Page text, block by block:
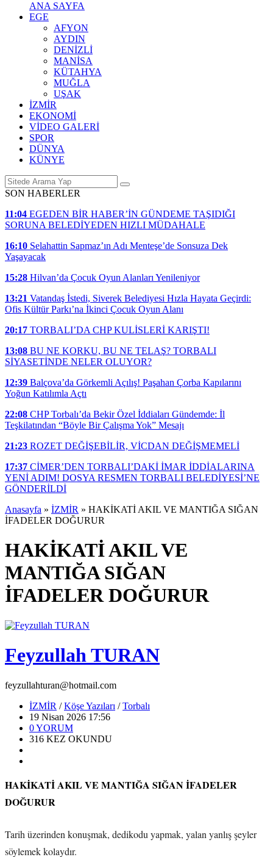
ANA SAYFA
EGE
AFYON
AYDIN
DENİZLİ
MANİSA
KÜTAHYA
MUĞLA
UŞAK
İZMİR
EKONOMİ
VİDEO GALERİ
SPOR
DÜNYA
KÜNYE
SON HABERLER
11:04 EGEDEN BİR HABER’İN GÜNDEME TAŞIDIĞI
SORUNA BELEDİYEDEN HIZLI MÜDAHALE
16:10 Selahattin Sapmaz’ın Adı Menteşe’de Sonsuza Dek
Yaşayacak
15:28 Hilvan’da Çocuk Oyun Alanları Yenileniyor
13:21 Vatandaş İstedi, Siverek Belediyesi Hızla Hayata Geçirdi:
Ofis Kültür Parkı’na İkinci Çocuk Oyun Alanı
20:17 TORBALI’DA CHP KULİSLERİ KARIŞTI!
13:08 BU NE KORKU, BU NE TELAŞ? TORBALI
SİYASETİNDE NELER OLUYOR?
12:39 Balçova’da Görkemli Açılış! Paşahan Çorba Kapılarını
Yoğun Katılımla Açtı
22:08 CHP Torbalı’da Bekir Özel İddiaları Gündemde: İl
Teşkilatından “Böyle Bir Çalışma Yok” Mesajı
21:23 ROZET DEĞİŞEBİLİR, VİCDAN DEĞİŞMEMELİ
17:37 CİMER’DEN TORBALI’DAKİ İMAR İDDİALARINA
YENİ ADIM! DOSYA RESMEN TORBALI BELEDİYESİ’NE
GÖNDERİLDİ
Anasayfa » İZMİR » HAKİKATİ AKIL VE MANTIĞA SIĞAN
İFADELER DOĞURUR
HAKİKATİ AKIL VE
MANTIĞA SIĞAN
İFADELER DOĞURUR
Feyzullah TURAN
feyzullahturan@hotmail.com
İZMİR /Köşe Yazıları /Torbalı
19 Nisan 2026 17:56
0YORUM
316 KEZ OKUNDU
HAKİKATİ AKIL VE MANTIĞA SIĞAN İFADELER
DOĞURUR
Tarih üzerinden konuşmak, dedikodu yapmak, yalan yanlış şeyler
söylemek kolaydır.